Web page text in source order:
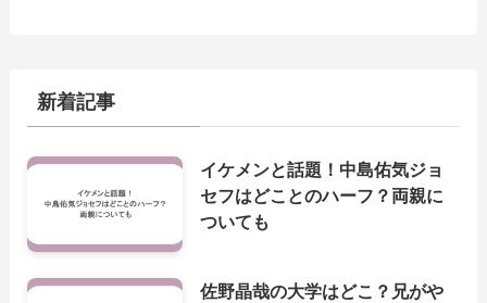
新着記事
イケメンと話題！中島佑気ジョ
セフはどことのハーフ？両親に
ついても
佐野晶哉の大学はどこ？兄がや